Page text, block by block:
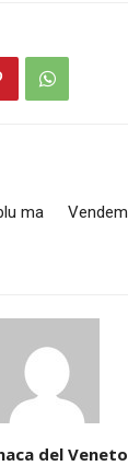
ma
del Veneto